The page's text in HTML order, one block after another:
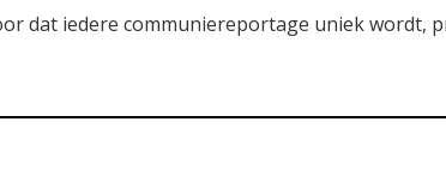
dat iedere communiereportage uniek wordt,